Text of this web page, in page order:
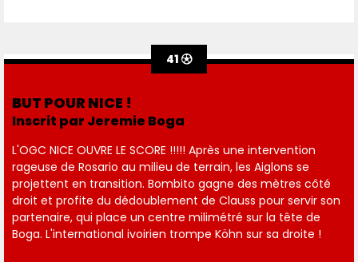
41
BUT POUR NICE !
Inscrit par Jeremie Boga
L'OGC NICE OUVRE LE SCORE !!!!! Après une intervention
rageuse de Rosario au milieu de terrain, les Aiglons se
projettent en transition. Bombito gagne des mètres côté
droit et profite du dédoublement de Clauss pour servir son
partenaire, qui place un centre milimétré sur la tête de
Boga. L'international ivoirien trompe Köhn sur sa droite !